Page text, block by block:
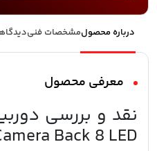
درباره محصولمشخصات فنی
معرفی محصول
نقد و بررسی
Back 8 LED